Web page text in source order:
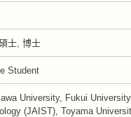
士, 博士
Student
University, Fukui
(JAIST), Toyama